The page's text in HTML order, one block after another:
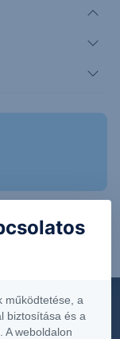
Befektetés
működtetése, a
biztosítása és a
A weboldalon